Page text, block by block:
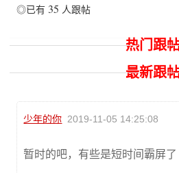
◎已有 35 人跟帖
热门跟
最新跟
少年的你 2019-11-05 14:25:08
暂时的吧，有些是短时间霸屏了